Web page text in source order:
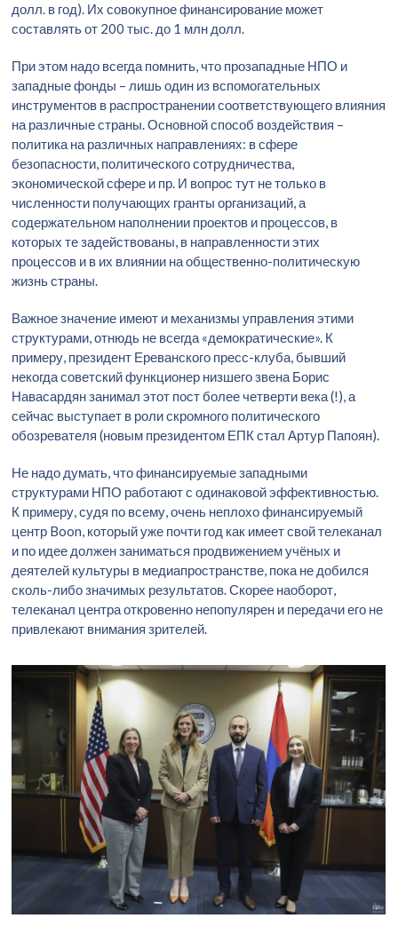
долл. в год). Их совокупное финансирование может
составлять от 200 тыс. до 1 млн долл.
При этом надо всегда помнить, что прозападные НПО и
западные фонды – лишь один из вспомогательных
инструментов в распространении соответствующего влияния
на различные страны. Основной способ воздействия –
политика на различных направлениях: в сфере
безопасности, политического сотрудничества,
экономической сфере и пр. И вопрос тут не только в
численности получающих гранты организаций, а
содержательном наполнении проектов и процессов, в
которых те задействованы, в направленности этих
процессов и в их влиянии на общественно-политическую
жизнь страны.
Важное значение имеют и механизмы управления этими
структурами, отнюдь не всегда «демократические». К
примеру, президент Ереванского пресс-клуба, бывший
некогда советский функционер низшего звена Борис
Навасардян занимал этот пост более четверти века (!), а
сейчас выступает в роли скромного политического
обозревателя (новым президентом ЕПК стал Артур Папоян).
Не надо думать, что финансируемые западными
структурами НПО работают с одинаковой эффективностью.
К примеру, судя по всему, очень неплохо финансируемый
центр Boon, который уже почти год как имеет свой телеканал
и по идее должен заниматься продвижением учёных и
деятелей культуры в медиапространстве, пока не добился
сколь-либо значимых результатов. Скорее наоборот,
телеканал центра откровенно непопулярен и передачи его не
привлекают внимания зрителей.